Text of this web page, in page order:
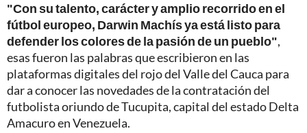
"Con su talento, carácter y amplio recorrido en el
fútbol europeo, Darwin Machís ya está listo para
defender los colores de la pasión de un pueblo",
esas fueron las palabras que escribieron en las
plataformas digitales del rojo del Valle del Cauca para
dar a conocer las novedades de la contratación del
futbolista oriundo de Tucupita, capital del estado Delta
Amacuro en Venezuela.